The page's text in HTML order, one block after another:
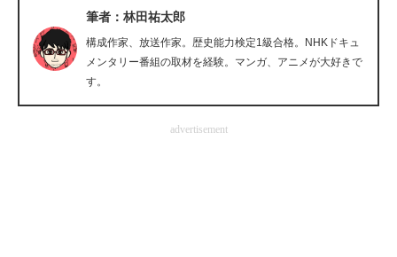
モノづくり技術者専門サイト
エレクトロニクス専門サイト
電子設計の基本と応用
筆者：林田祐太郎
構成作家、放送作家。歴史能力検定1級合格。NHKドキュ
メンタリー番組の取材を経験。マンガ、アニメが大好きで
す。
advertisement